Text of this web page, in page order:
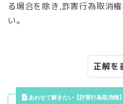
る場合を除き,詐害行為取消
い。
正解
あわせて解きたい【詐害行為取消権】